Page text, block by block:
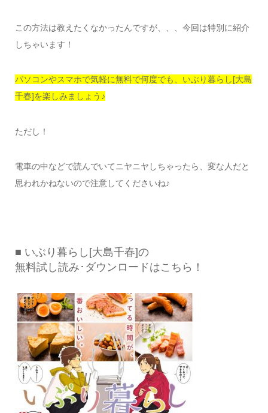
この方法は教えたくなかったんですが、、、今回は特別に紹介
しちゃいます！
パソコンやスマホで気軽に無料で何度でも、いぶり暮らし[大島
千春]を楽しみましょう♪
ただし！
電車の中などで読んでいてニヤニヤしちゃったら、変な人だと
思われかねないので注意してくださいね♪
■ いぶり暮らし[大島千春]の
無料試し読み･ダウンロードはこちら！